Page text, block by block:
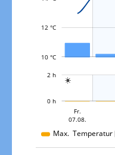
10 °C
12 °C

0 h
2 h
Fr.
07.08.
07.08.
08.08.
09.08.
09.08.
Max. Temperatur